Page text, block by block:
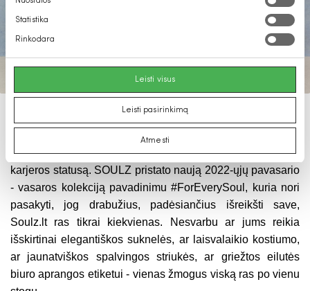
Statistika
Rinkodara
Leisti visus
Leisti pasirinkimą
Atmesti
Mados pasaulis žavingas tuo, kad kiekvienas žmogus,
pasirinkęs skirtingus drabužius, gali susikurti savitą stilių,
atitinkantį tiek jų gyvenimo būdą, tiek vertybes, tiek, galbūt,
karjeros statusą. SOULZ pristato naują 2022-ųjų pavasario
- vasaros kolekciją pavadinimu #ForEverySoul, kuria nori
pasakyti, jog drabužius, padėsiančius išreikšti save,
Soulz.lt ras tikrai kiekvienas. Nesvarbu ar jums reikia
išskirtinai elegantiškos suknelės, ar laisvalaikio kostiumo,
ar jaunatviškos spalvingos striukės, ar griežtos eilutės
biuro aprangos etiketui - vienas žmogus viską ras po vienu